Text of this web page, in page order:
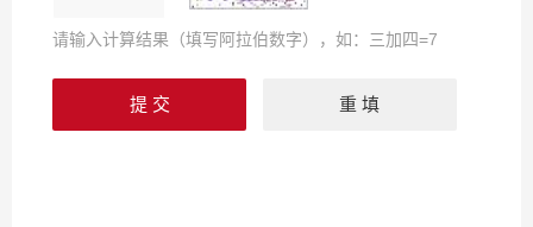
请输入计算结果（填写阿拉伯数字），如：三加四=7